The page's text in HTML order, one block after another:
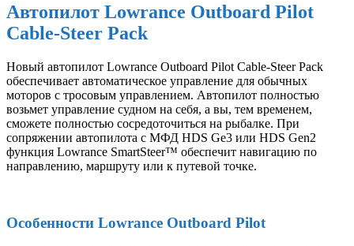
Автопилот Lowrance Outboard Pilot
Cable-Steer Pack
Новый автопилот Lowrance Outboard Pilot Cable-Steer Pack
обеспечивает автоматическое управление для обычных
моторов с тросовым управлением. Автопилот полностью
возьмет управление судном на себя, а вы, тем временем,
сможете полностью сосредоточиться на рыбалке. При
сопряжении автопилота с МФД HDS Ge3 или HDS Gen2
функция Lowrance SmartSteer™ обеспечит навигацию по
направлению, маршруту или к путевой точке.
Особенности Lowrance Outboard Pilot